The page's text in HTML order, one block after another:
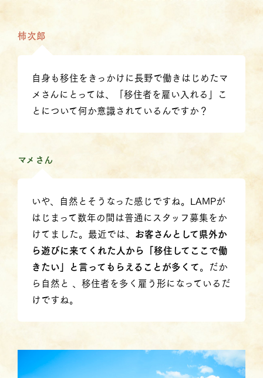
柿次郎
自身も移住をきっかけに長野で働きはじめたマ
メさんにとっては、「移住者を雇い入れる」こ
とについて何か意識されているんですか？
マメさん
いや、自然とそうなった感じですね。LAMPが
はじまって数年の間は普通にスタッフ募集をか
けてました。最近では、 お客さんとして県外か
ら遊びに来てくれた人から「移住してここで働
きたい」と言ってもらえることが多くて。だか
ら自然と 、移住者を多く雇う形になっているだ
けですね。